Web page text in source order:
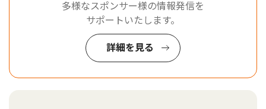
多様なスポンサー様の情報発信を
サポートいたします。
詳細を見る